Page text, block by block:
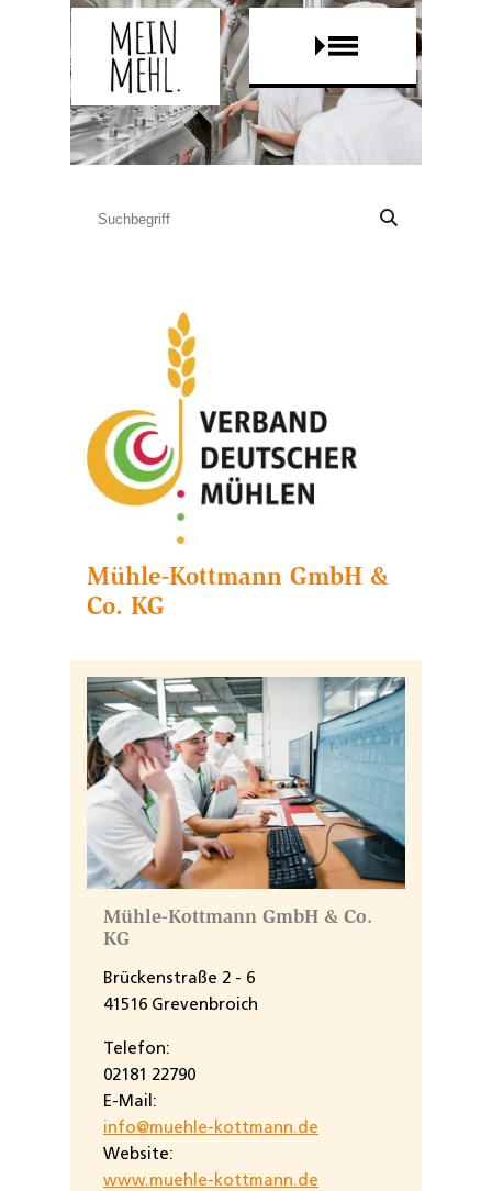
Mühle-Kottmann GmbH &
Co. KG
Mühle-Kottmann GmbH & Co.
KG
Brückenstraße 2 - 6
41516 Grevenbroich
Telefon:
02181 22790
E-Mail:
info@muehle-kottmann.de
Website:
www.muehle-kottmann.de